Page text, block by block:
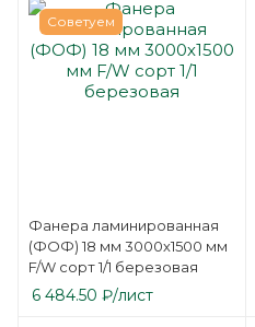
Советуем
Фанера ламинированная
(ФОФ) 18 мм 3000х1500 мм
F/W сорт 1/1 березовая
6 484.50 ₽/лист